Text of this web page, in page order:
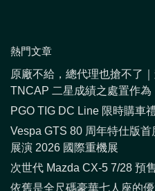
熱門文章
原廠不給，總代理也搶不了
TNCAP 二星成績之處置作為
PGO TIG DC Line 限時購車
Vespa GTS 80 周年特仕版
展演 2026 國際重機展
次世代 Mazda CX-5 7/28 預
依舊是全尺碼豪華七人座的